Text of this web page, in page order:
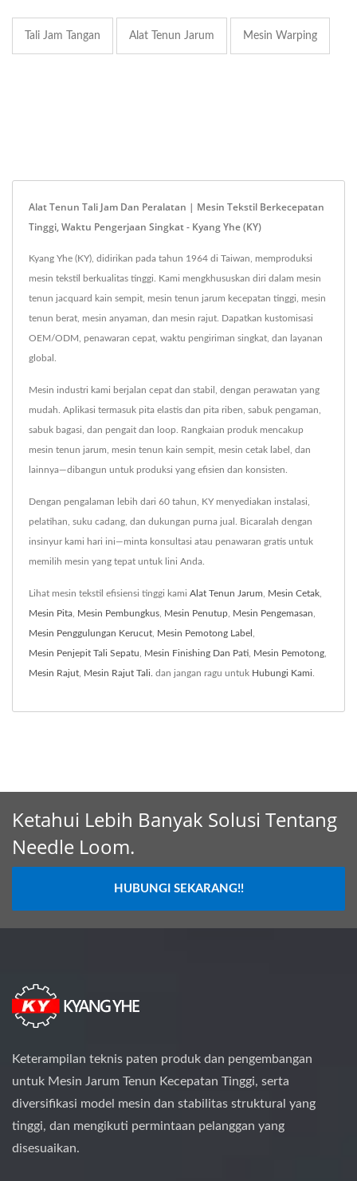
Tali Jam Tangan Alat Tenun Jarum Mesin Warping
Alat Tenun Tali Jam Dan Peralatan | Mesin Tekstil Berkecepatan
Tinggi, Waktu Pengerjaan Singkat - Kyang Yhe (KY)
Kyang Yhe (KY), didirikan pada tahun 1964 di Taiwan, memproduksi
mesin tekstil berkualitas tinggi. Kami mengkhususkan diri dalam mesin
tenun jacquard kain sempit, mesin tenun jarum kecepatan tinggi, mesin
tenun berat, mesin anyaman, dan mesin rajut. Dapatkan kustomisasi
OEM/ODM, penawaran cepat, waktu pengiriman singkat, dan layanan
global.
Mesin industri kami berjalan cepat dan stabil, dengan perawatan yang
mudah. Aplikasi termasuk pita elastis dan pita riben, sabuk pengaman,
sabuk bagasi, dan pengait dan loop. Rangkaian produk mencakup
mesin tenun jarum, mesin tenun kain sempit, mesin cetak label, dan
lainnya—dibangun untuk produksi yang efisien dan konsisten.
Dengan pengalaman lebih dari 60 tahun, KY menyediakan instalasi,
pelatihan, suku cadang, dan dukungan purna jual. Bicaralah dengan
insinyur kami hari ini—minta konsultasi atau penawaran gratis untuk
memilih mesin yang tepat untuk lini Anda.
Lihat mesin tekstil efisiensi tinggi kami Alat Tenun Jarum, Mesin Cetak,
Mesin Pita, Mesin Pembungkus, Mesin Penutup, Mesin Pengemasan,
Mesin Penggulungan Kerucut, Mesin Pemotong Label ,
Mesin Penjepit Tali Sepatu, Mesin Finishing Dan Pati, Mesin Pemotong,
Mesin Rajut, Mesin Rajut Tali. dan jangan ragu untuk Hubungi Kami.
Ketahui Lebih Banyak Solusi Tentang
Needle Loom.
HUBUNGI SEKARANG!!
Keterampilan teknis paten produk dan pengembangan
untuk Mesin Jarum Tenun Kecepatan Tinggi, serta
diversifikasi model mesin dan stabilitas struktural yang
tinggi, dan mengikuti permintaan pelanggan yang
disesuaikan.